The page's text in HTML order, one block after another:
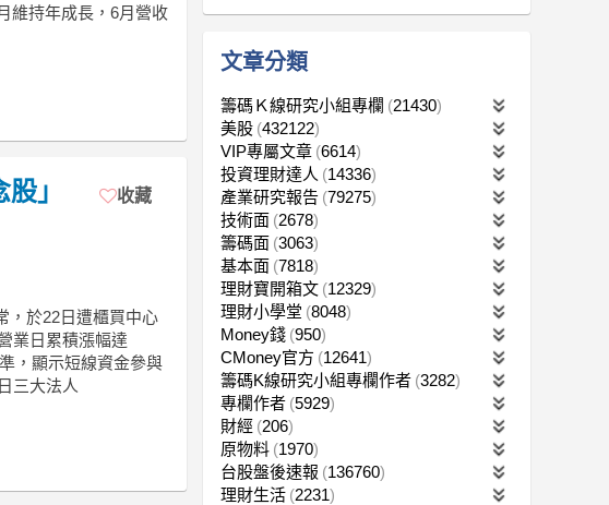
維持年成長，6月營收
」
收藏
，於22日遭櫃買中心
業日累積漲幅達
，顯示短線資金參與
三大法人
文章分類
籌碼Ｋ線研究小組專欄
21430
美股 432122
VIP專屬文章 6614
投資理財達人
14336
產業研究報告 79275
技術面 2678
籌碼面 3063
基本面 7818
理財寶開箱文 12329
理財小學堂 8048
Money錢 950
CMoney官方 12641
籌碼K線研究小組專欄作者 3282
專欄作者 5929
財經 206
原物料 1970
台股盤後速報 136760
理財生活 2231